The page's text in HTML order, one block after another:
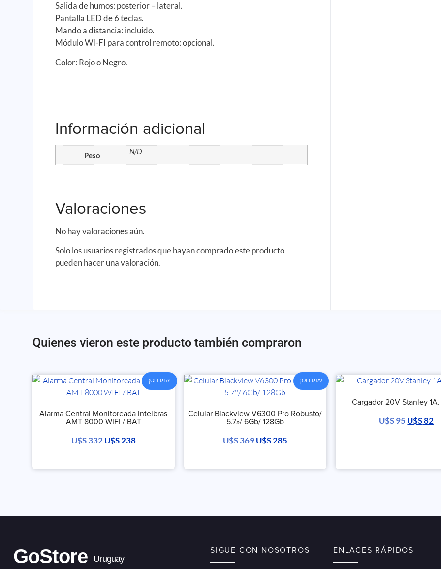
Salida de humos: posterior – lateral.
Pantalla LED de 6 teclas.
Mando a distancia: incluido.
Módulo WI-FI para control remoto: opcional.
Color: Rojo o Negro.
Información adicional
Peso N/D
Valoraciones
No hay valoraciones aún.
Solo los usuarios registrados que hayan comprado este producto
pueden hacer una valoración.
Quienes vieron este producto también compraron
¡OFERTA!
Alarma Central Monitoreada Intelbras
AMT 8000 WIFI / BAT
U$S332 U$S238
¡OFERTA!
Celular Blackview V6300 Pro Robusto/
5.7»/ 6Gb/ 128Gb
U$S369 U$S285
Cargador 20V Stanley
U$S95U$S82
GoStore Uruguay
SIGUE CON NOSOTROS ENLACES RÁPIDOS